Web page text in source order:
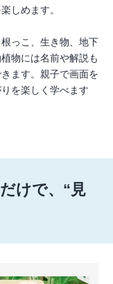
しめます。
っこ、生き物、地下
物には名前や解説も
ます。親子で画面を
を楽しく学べます
けで、“見